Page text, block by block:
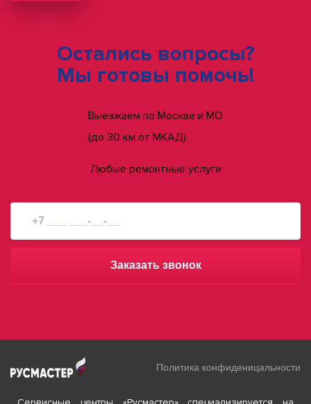
Остались вопросы?
Мы готовы помочь!
Выезжаем по Москве и МО
(до 30 км от МКАД)
Любые ремонтные услуги
Заказать звонок
Политика конфиденицальности